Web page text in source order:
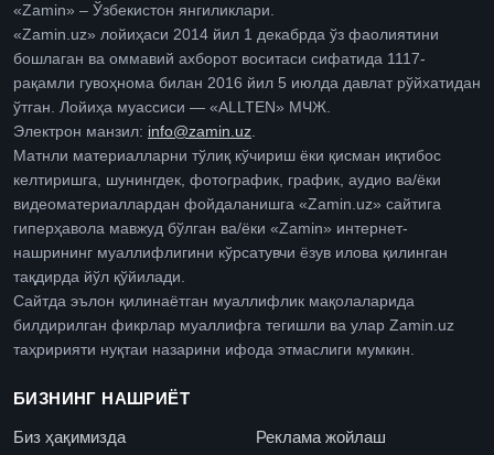
«Zamin» – Ўзбекистон янгиликлари.
«Zamin.uz» лойиҳаси 2014 йил 1 декабрда ўз фаолиятини
бошлаган ва оммавий ахборот воситаси сифатида 1117-
рақамли гувоҳнома билан 2016 йил 5 июлда давлат рўйхатидан
ўтган. Лойиҳа муассиси — «ALLTEN» МЧЖ.
Электрон манзил: info@zamin.uz
Матнли материалларни тўлиқ кўчириш ёки қисман иқтибос
келтиришга, шунингдек, фотографик, график, аудио ва/ёки
видеоматериаллардан фойдаланишга «Zamin.uz» сайтига
гиперҳавола мавжуд бўлган ва/ёки «Zamin» интернет-
нашрининг муаллифлигини кўрсатувчи ёзув илова қилинган
тақдирда йўл қўйилади.
Сайтда эълон қилинаётган муаллифлик мақолаларида
билдирилган фикрлар муаллифга тегишли ва улар Zamin.uz
таҳририяти нуқтаи назарини ифода этмаслиги мумкин.
БИЗНИНГ НАШРИЁТ
Биз ҳақимизда Реклама жойлаш